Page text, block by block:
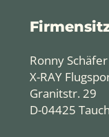
Ronny Schäfer
X-RAY
Granitstr. 29
D-04425